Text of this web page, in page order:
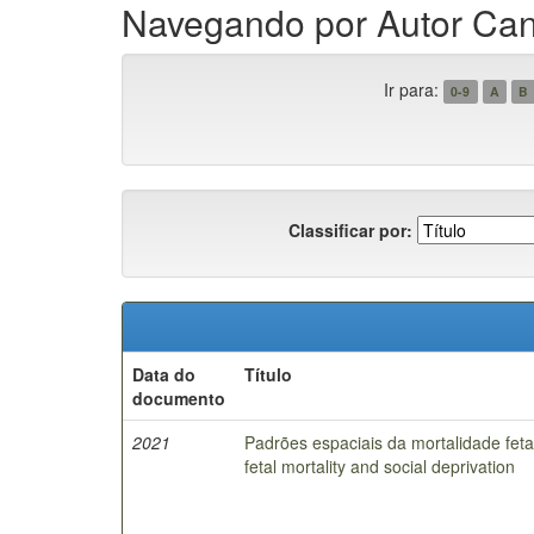
Navegando por Autor
Ir para: 0-9 A B
Classificar por:
Data do
documento
Título
2021
Padrões espaciais da mortalidade
fetal mortality and social deprivation